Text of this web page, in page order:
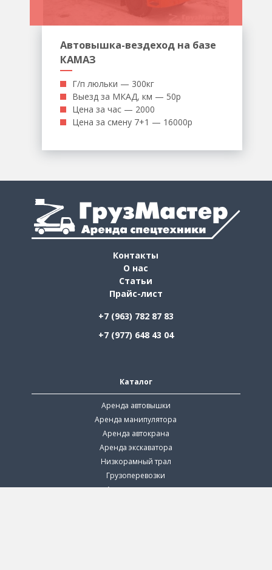
Автовышка-вездеход на базе
КАМАЗ
Г/п люльки — 300кг
Выезд за МКАД, км — 50р
Цена за час — 2000
Цена за смену 7+1 — 16000р
Контакты
О нас
Статьи
Прайс-лист
+7 (963) 782 87 83
+7 (977) 648 43 04
Каталог
Аренда автовышки
Аренда манипулятора
Аренда автокрана
Аренда экскаватора
Низкорамный трал
Грузоперевозки
Аренда илососа